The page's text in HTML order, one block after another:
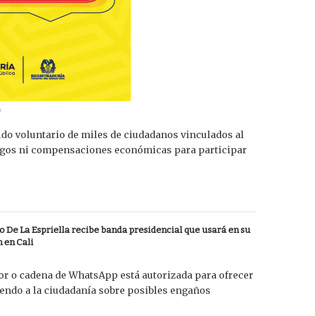
voluntario de miles de ciudadanos vinculados al
ni compensaciones económicas para participar
De La Espriella recibe banda presidencial que usará en su
en Cali
cadena de WhatsApp está autorizada para ofrecer
a la ciudadanía sobre posibles engaños